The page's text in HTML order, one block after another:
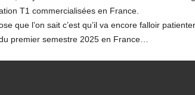
T1 commercialisées en France.
que l’on sait c’est qu’il va encore falloir
premier semestre 2025 en France…